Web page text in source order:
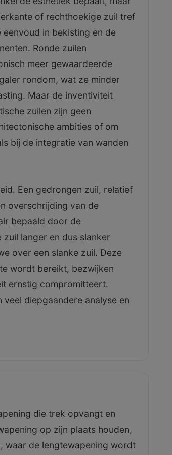
of rechthoekige zuil tref
in bekisting en de
Ronde zuilen
meer gewaardeerde
rondom, wat ze minder
Maar de inventiviteit
zuilen zijn geen
ambities of om
bij de integratie van wanden
Een gedrongen zuil, relatief
overschrijding van de
bepaald door de
langer en dus slanker
over een slanke zuil. Deze
wordt bereikt, bezwijken
ernstig compromitteert.
diepgaandere analyse en
die trek opvangt en
op zijn plaats houden,
waar de lengtewapening wordt